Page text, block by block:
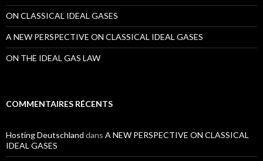
:ON CLASSICAL IDEAL GASES
A NEW PERSPECTIVE ON CLASSICAL IDEAL GASES
ON THE IDEAL GAS LAW
COMMENTAIRES RÉCENTS
Hosting Deutschland dans A NEW PERSPECTIVE ON CLASSICAL
IDEAL GASES